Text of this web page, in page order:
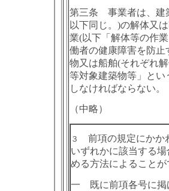
第三条 事業者は、建
以下同じ。)の解体又
業(以下「解体等の作
働者の健康障害を防
物又は船舶(それぞれ
等対象建築物等」と
しなければならない。
（中略）
３
前項の規定にかか
いずれかに該当する
める方法によることが
一 既に前項各号に掲